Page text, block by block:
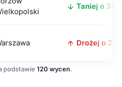
Taniej o 35
Drożej o 25
podstawie 120 wycen.